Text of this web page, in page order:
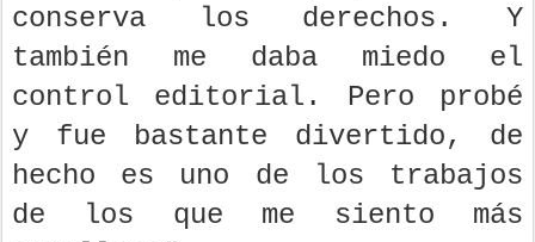
conserva los derechos. Y
también me daba miedo el
control editorial. Pero probé
y fue bastante divertido, de
hecho es uno de los trabajos
de los que me siento más